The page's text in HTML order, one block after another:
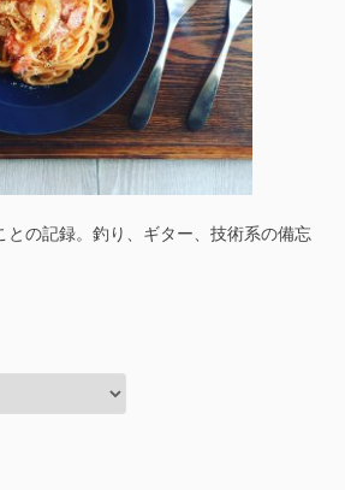
の記録。釣り、ギター、技術系の備忘